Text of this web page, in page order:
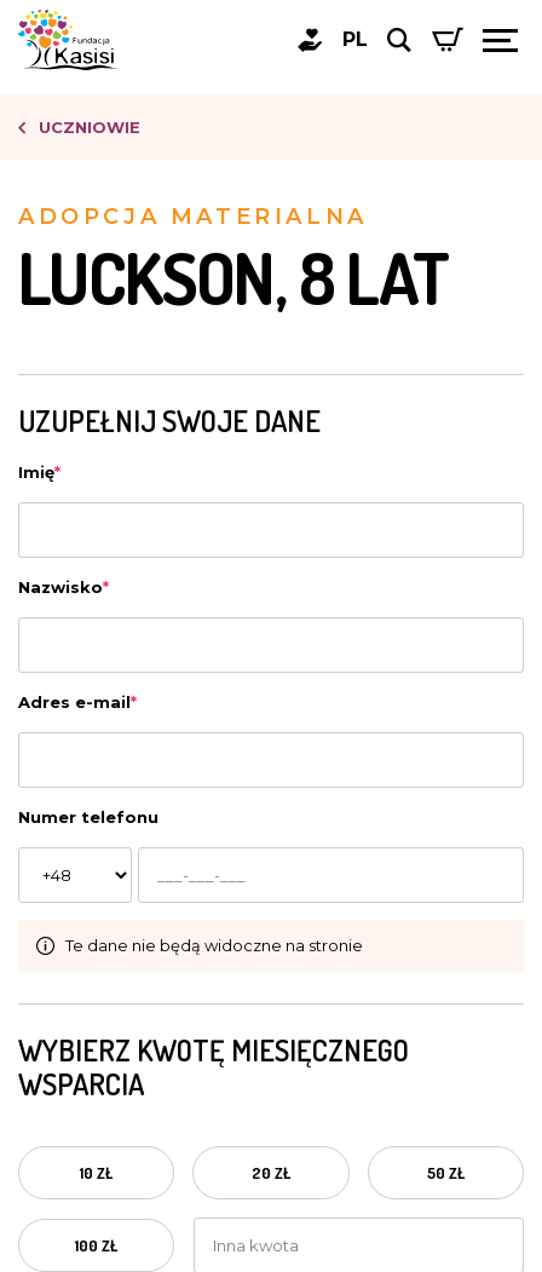
PL
UCZNIOWIE
ADOPCJA MATERIALNA
LUCKSON, 8 LAT
UZUPEŁNIJ SWOJE DANE
Imię*
Nazwisko*
Adres e-mail*
Numer telefonu
Te dane nie będą widoczne na stronie
WYBIERZ KWOTĘ MIESIĘCZNEGO
WSPARCIA
10 ZŁ 20 ZŁ 50 ZŁ
100 ZŁ